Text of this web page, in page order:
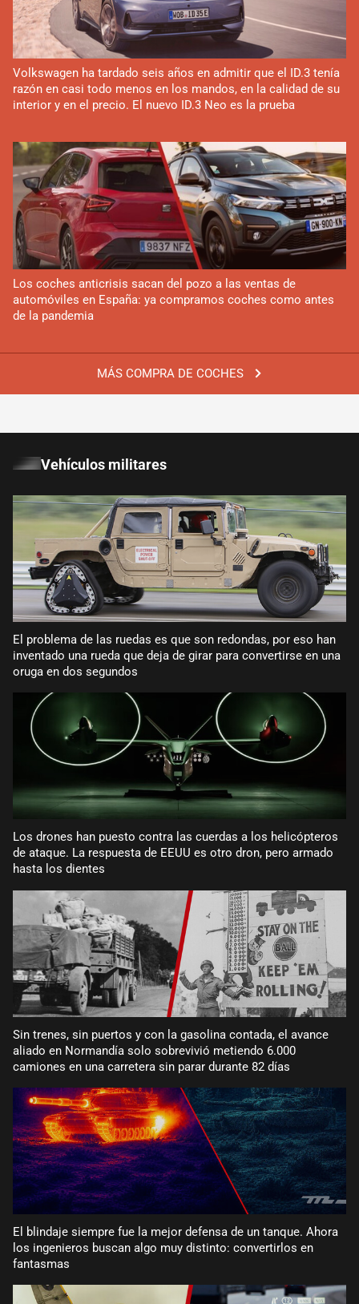
MÁS COMPRA DE COCHES
Volkswagen ha tardado seis años en admitir que el ID.3 tenía
razón en casi todo menos en los mandos, en la calidad de su
interior y en el precio. El nuevo ID.3 Neo es la prueba
Los coches anticrisis sacan del pozo a las ventas de
automóviles en España: ya compramos coches como antes
de la pandemia
Vehículos militares
El problema de las ruedas es que son redondas, por eso han
inventado una rueda que deja de girar para convertirse en una
oruga en dos segundos
Los drones han puesto contra las cuerdas a los helicópteros
de ataque. La respuesta de EEUU es otro dron, pero armado
hasta los dientes
Sin trenes, sin puertos y con la gasolina contada, el avance
aliado en Normandía solo sobrevivió metiendo 6.000
camiones en una carretera sin parar durante 82 días
El blindaje siempre fue la mejor defensa de un tanque. Ahora
los ingenieros buscan algo muy distinto: convertirlos en
fantasmas